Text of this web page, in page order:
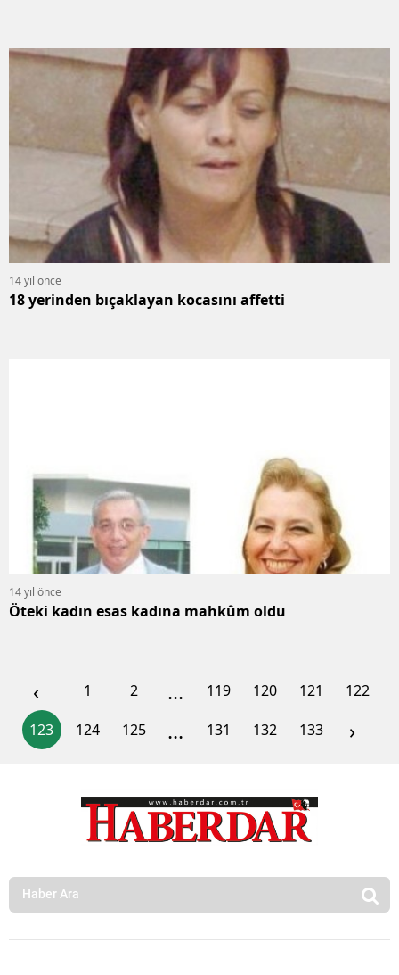
14 yıl önce
18 yerinden bıçaklayan kocasını affetti
14 yıl önce
Öteki kadın esas kadına mahkûm oldu
‹ 1 2 ... 119 120 121
122
123
124 125 ... 131 132 133 ›